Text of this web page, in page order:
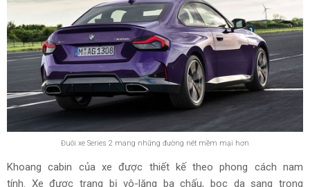
Đuôi xe Series 2 mang những đường nét mềm mại hơn
Khoang cabin của xe được thiết kế theo phong cách nam
tính. Xe được trang bị vô-lăng ba chấu, bọc da sang trọng